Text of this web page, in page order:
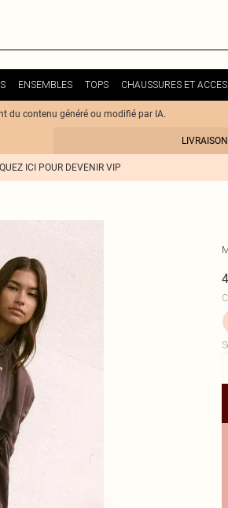
ENSEMBLES TOPS CHAUSSURES ET
du contenu généré ou modifié par IA.
ICI POUR DEVENIR VIP